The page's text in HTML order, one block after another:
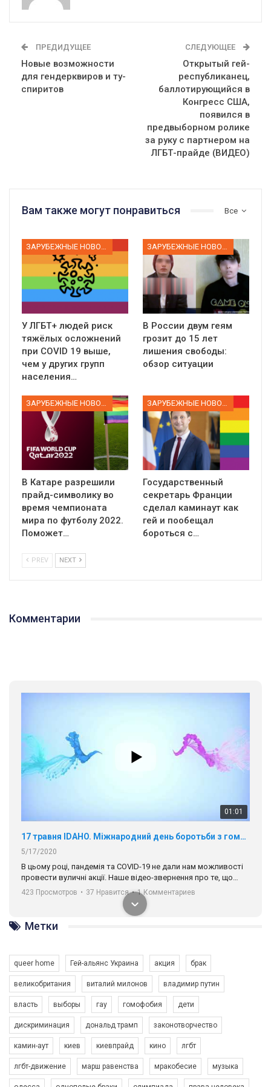
ПРЕДИДУЩЕЕ
Новые возможности
для гендерквиров и ту-
спиритов
СЛЕДУЮЩЕЕ
Открытый гей-
республиканец,
баллотирующийся в
Конгресс США,
появился в
предвыборном ролике
за руку с партнером на
ЛГБТ-прайде (ВИДЕО)
Все
Вам также могут понравиться
У ЛГБТ+ людей риск
тяжёлых осложнений
при COVID 19 выше,
чем у других групп
населения…
В России двум геям
грозит до 15 лет
лишения свободы:
обзор ситуации
В Катаре разрешили
прайд-символику во
время чемпионата
мира по футболу 2022.
Поможет…
Государственный
секретарь Франции
сделал каминаут как
гей и пообещал
бороться с…
PREV NEXT
Комментарии
17 травня IDAHO. Міжнародний день боротьби з гомофобією трансфобією і біфобія.
В цьому році, пандемія та COVІD-19 не дали нам можливості
провести вуличні акції. Наше відео-звернення про те, що
разом. Ми закликаємо всіх хто поділяє цінності рівності та
солідарності, приєднатися до нас. Регіональні підрозділи
ГАУ є в 16 областях України.
Разом наш голос лунає гучніше!
423 Просмотров • 37 Нравится • 1 Комментариев
6/30/2017
Емоційний та вражаючий промо-ролік на конкурс PACT, який
Метки
queer home Гей-альянс Украина акция брак
великобритания виталий милонов владимир путин
власть выборы гау гомофобия дети
дискриминация дональд трамп законотворчество
камин-аут киев киевпрайд кино лгбт
лгбт-движение марш равенства мракобесие музыка